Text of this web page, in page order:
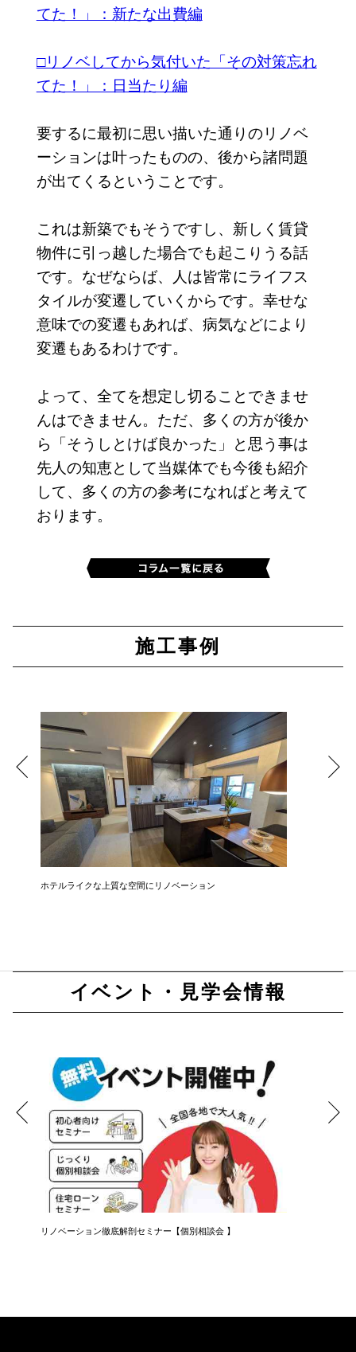
てた！」：新たな出費編
□リノベしてから気付いた「その対策忘れ
てた！」：日当たり編
要するに最初に思い描いた通りのリノベ
ーションは叶ったものの、後から諸問題
が出てくるということです。
これは新築でもそうですし、新しく賃貸
物件に引っ越した場合でも起こりうる話
です。なぜならば、人は皆常にライフス
タイルが変遷していくからです。幸せな
意味での変遷もあれば、病気などにより
変遷もあるわけです。
よって、全てを想定し切ることできませ
んはできません。ただ、多くの方が後か
ら「そうしとけば良かった」と思う事は
先人の知恵として当媒体でも今後も紹介
して、多くの方の参考になればと考えて
おります。
施工事例
ホテルライクな上質な空間にリノベーション
イベント・見学会情報
リノベーション徹底解剖セミナー【個別相談会 】